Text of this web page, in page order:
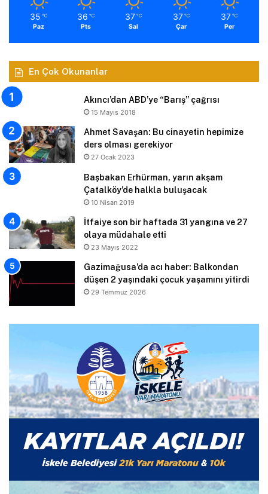
35 ℃
Paz
36 ℃
Pts
37 ℃
Sal
37 ℃
Çar
37 ℃
Per
En Çok Okunanlar
Akıncı’dan ABD’ye “Barış” çağrısı
15 Mayıs 2018
Ahmet Savaşan: Bu cinayetin hepimize
ders olması gerekiyor
27 Ocak 2023
Başbakan Erhürman, yarın akşam
Çatalköy’de halkla buluşacak
10 Nisan 2019
İtfaiye son bir haftada 31 yangına ve 27
olaya müdahale etti
23 Mayıs 2022
Gazimağusa’da acı haber: Balkondan
düşen 2 yaşındaki çocuk yaşamını yitirdi
29 Temmuz 2026